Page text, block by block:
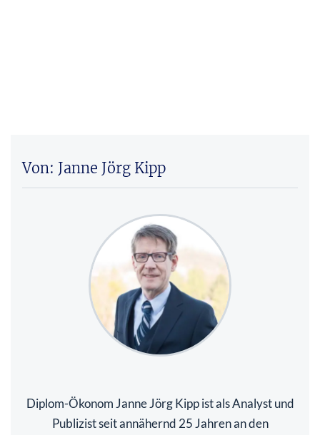
Von: Janne Jörg Kipp
Diplom-Ökonom Janne Jörg Kipp ist als Analyst und
Publizist seit annähernd 25 Jahren an den